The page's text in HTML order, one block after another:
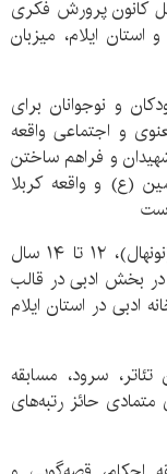
کانون پرورش فکری
ایلام، میزبان
و نوجوانان برای
و اجتماعی واقعه
شهیدان و فراهم ساختن
(ع) و واقعه کربلا
در این مهرواره گروه‌های سنی ۹ تا ۱۱ سال (نونهال)، ۱۲ تا ۱۴ سال
خود را در بخش ادبی در قالب
ادبی در استان ایلام
سرود، مسابقه
حائز رتبه‌های